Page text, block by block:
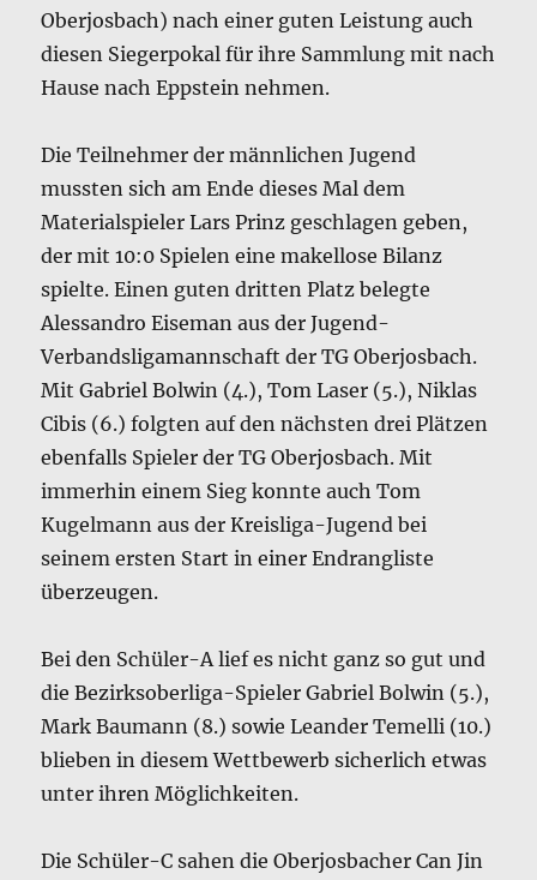
Oberjosbach) nach einer guten Leistung auch
diesen Siegerpokal für ihre Sammlung mit nach
Hause nach Eppstein nehmen.
Die Teilnehmer der männlichen Jugend
mussten sich am Ende dieses Mal dem
Materialspieler Lars Prinz geschlagen geben,
der mit 10:0 Spielen eine makellose Bilanz
spielte. Einen guten dritten Platz belegte
Alessandro Eiseman aus der Jugend-
Verbandsligamannschaft der TG Oberjosbach.
Mit Gabriel Bolwin (4.), Tom Laser (5.), Niklas
Cibis (6.) folgten auf den nächsten drei Plätzen
ebenfalls Spieler der TG Oberjosbach. Mit
immerhin einem Sieg konnte auch Tom
Kugelmann aus der Kreisliga-Jugend bei
seinem ersten Start in einer Endrangliste
überzeugen.
Bei den Schüler-A lief es nicht ganz so gut und
die Bezirksoberliga-Spieler Gabriel Bolwin (5.),
Mark Baumann (8.) sowie Leander Temelli (10.)
blieben in diesem Wettbewerb sicherlich etwas
unter ihren Möglichkeiten.
Die Schüler-C sahen die Oberjosbacher Can Jin